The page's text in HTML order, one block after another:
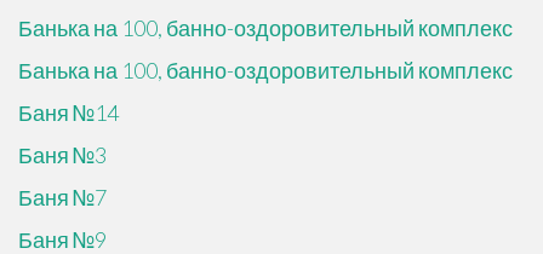
Банька на 100, банно-оздоровительный комплекс
Банька на 100, банно-оздоровительный комплекс
Баня №14
Баня №3
Баня №7
Баня №9